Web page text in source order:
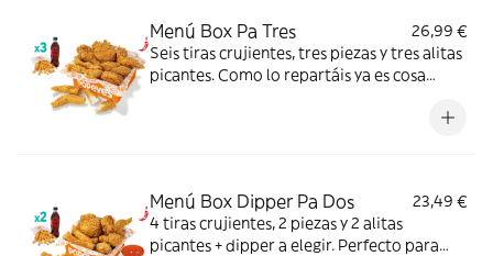
Menú Box Pa Tres
26,99 €
Seis tiras crujientes, tres piezas y tres alitas
picantes. Como lo repartáis ya es cosa
Menú Box Dipper Pa Dos
23,49 €
4 tiras crujientes, 2 piezas y 2 alitas
picantes + dipper a elegir. Perfecto para